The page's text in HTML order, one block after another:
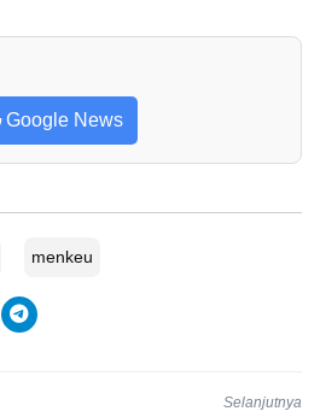
Google News
menkeu
Selanjutnya